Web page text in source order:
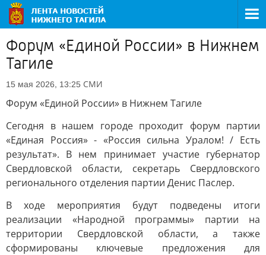
Форум «Единой России» в Нижнем
Тагиле
15 мая 2026, 13:25 СМИ
Форум «Единой России» в Нижнем Тагиле
Сегодня в нашем городе проходит форум партии
«Единая Россия» - «Россия сильна Уралом! / Есть
результат». В нем принимает участие губернатор
Свердловской области, секретарь Свердловского
регионального отделения партии Денис Паслер.
В ходе мероприятия будут подведены итоги
реализации «Народной программы» партии на
территории Свердловской области, а также
сформированы ключевые предложения для